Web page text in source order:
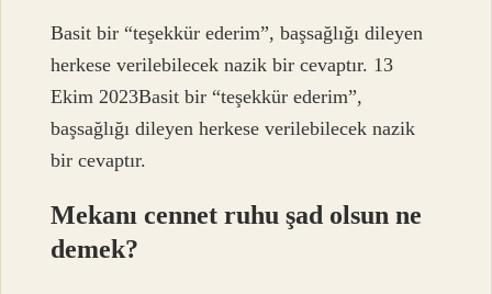
Basit bir “teşekkür ederim”, başsağlığı dileyen
herkese verilebilecek nazik bir cevaptır. 13
Ekim 2023Basit bir “teşekkür ederim”,
başsağlığı dileyen herkese verilebilecek nazik
bir cevaptır.
Mekanı cennet ruhu şad olsun ne
demek?